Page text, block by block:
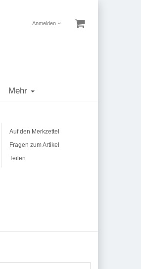
Anmelden
Mehr
Auf den Merkzettel
Fragen zum Artikel
Teilen